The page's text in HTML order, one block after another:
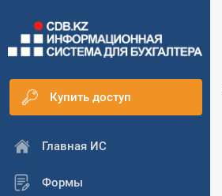
Купить доступ
Главная ИС
Формы